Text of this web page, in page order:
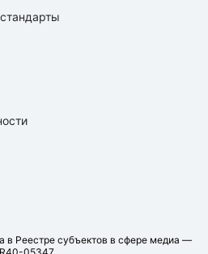
в Реестре субъектов в сфере медиа —